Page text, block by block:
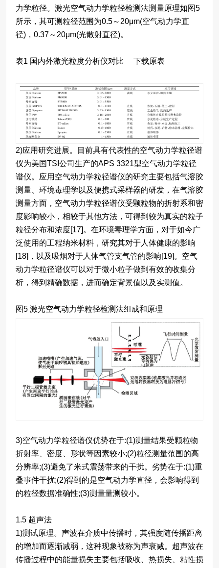
力学粒径。激光空气动力学粒径检测法测量原理如图5
所示，其可测粒径范围为0.5～20μm(空气动力学直
径)，0.37～20μm(光散射直径)。
表1 国内外激光粒度分析仪对比 下载原表
2)应用研究进展。目前具有代表性的空气动力学粒径谱
仪为美国TSI公司生产的APS 3321型空气动力学粒径
谱仪。应用空气动力学粒径谱仪的研究主要包括气溶胶
测量、环境毒理学以及便携式采样器的研发，在气溶胶
测量方面，空气动力学粒径谱仪受颗粒物的折射系和密
度影响较小，相较于其他方法，可得到较为真实的粒子
粒径分布和浓度[17]。在环境毒理学方面，对于如今广
泛使用的工程纳米材料，研究其对于人体健康的影响
[18]，以及吸烟对于人体气管支气管的影响[19]。空气
动力学粒径谱仪可以对于微小粒子做到有效的收集分
析，得到精确数据，进而确定背景值以及实测值。
图5 激光空气动力学粒径检测法组成和原理
3)空气动力学粒径谱仪优势在于:(1)测量结果受颗粒物
折射率、密度、形状等因素较小;(2)粒径测量范围的高
分辨率;(3)避免了米式震荡带来的干扰。劣势在于:(1)重
叠事件干扰;(2)得到的是空气动力学直径，会影响得到
的粒径数据准确性;(3)测量量测较小。
1.5 超声法
1)测试原理。声波在介质中传播时，其强度随传播距离
的增加而逐渐减弱，这种现象被称为声衰减。超声波在
传播过程中的能量损失主要包括吸收、热损失、粘性损